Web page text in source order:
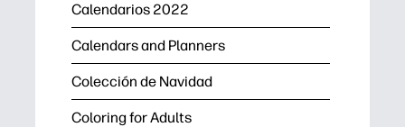
Calendarios 2022
Calendars and Planners
Colección de Navidad
Coloring for Adults